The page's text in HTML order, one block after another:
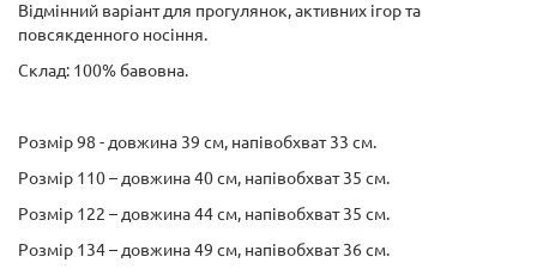
Відмінний варіант для прогулянок, активних ігор та
повсякденного носіння.
Склад: 100% бавовна.
Розмір 98 - довжина 39 см, напівобхват 33 см.
Розмір 110 – довжина 40 см, напівобхват 35 см.
Розмір 122 – довжина 44 см, напівобхват 35 см.
Розмір 134 – довжина 49 см, напівобхват 36 см.